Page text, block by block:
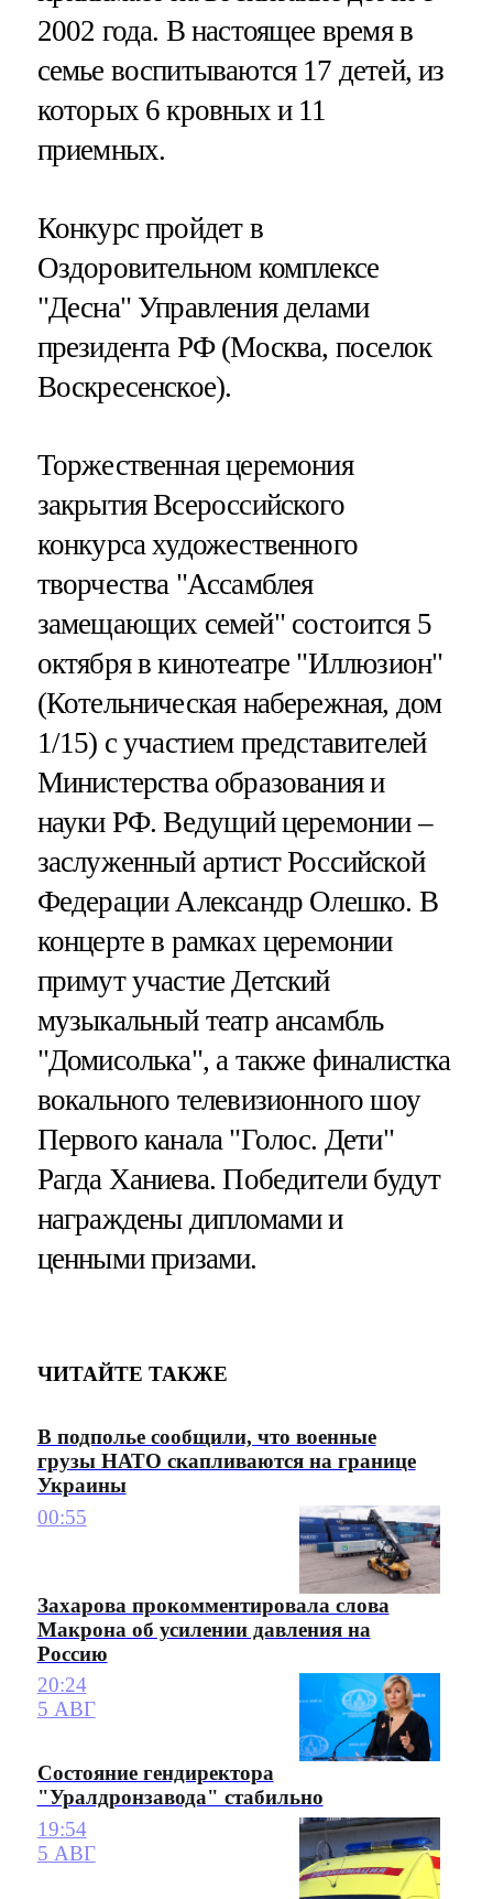
2002 года. В настоящее время в
семье воспитываются 17 детей, из
которых 6 кровных и 11
приемных.
Конкурс пройдет в
Оздоровительном комплексе
"Десна" Управления делами
президента РФ (Москва, поселок
Воскресенское).
Торжественная церемония
закрытия Всероссийского
конкурса художественного
творчества "Ассамблея
замещающих семей" состоится 5
октября в кинотеатре "Иллюзион"
(Котельническая набережная, дом
1/15) с участием представителей
Министерства образования и
науки РФ. Ведущий церемонии –
заслуженный артист Российской
Федерации Александр Олешко. В
концерте в рамках церемонии
примут участие Детский
музыкальный театр ансамбль
"Домисолька", а также финалистка
вокального телевизионного шоу
Первого канала "Голос. Дети"
Рагда Ханиева. Победители будут
награждены дипломами и
ценными призами.
ЧИТАЙТЕ ТАКЖЕ
В подполье сообщили, что военные
грузы НАТО скапливаются на границе
Украины
00:55
Захарова прокомментировала слова
Макрона об усилении давления на
Россию
20:24
5 АВГ
Состояние гендиректора
"Уралдронзавода" стабильно
19:54
5 АВГ